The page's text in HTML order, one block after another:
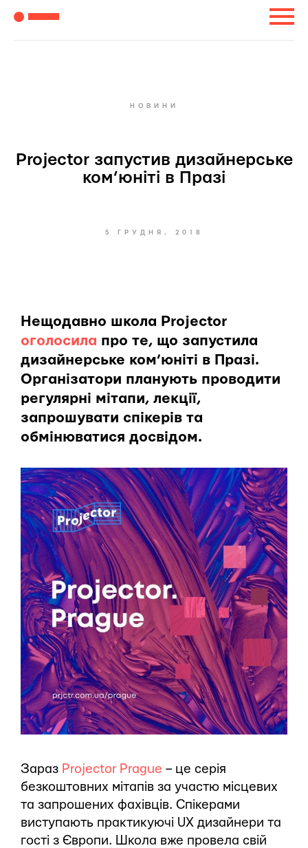
НОВИНИ
Projector запустив дизайнерське
ком’юніті в Празі
5 ГРУДНЯ, 2018
Нещодавно школа Projector
оголосила про те, що запустила
дизайнерське ком’юніті в Празі.
Організатори планують проводити
регулярні мітапи, лекції,
запрошувати спікерів та
обмінюватися досвідом.
Зараз Projector Prague – це серія
безкоштовних мітапів за участю місцевих
та запрошених фахівців. Спікерами
виступають практикуючі UX дизайнери та
гості з Європи. Школа вже провела свій